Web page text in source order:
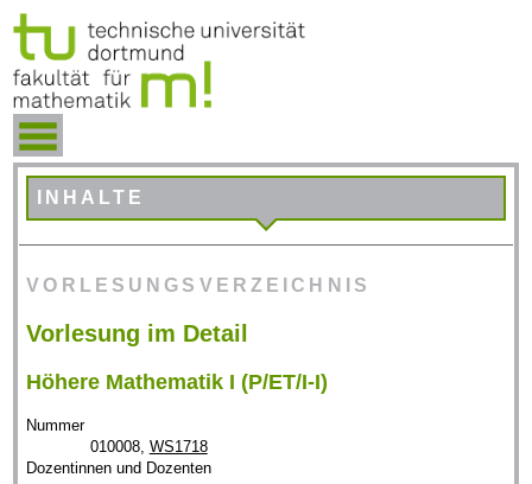
INHALTE
VORLESUNGSVERZEICHNIS
Vorlesung im Detail
Höhere Mathematik I (P/ET/I-I)
Nummer
010008, WS1718
Dozentinnen und Dozenten